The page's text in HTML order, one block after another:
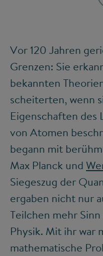
Vor 120 Jahren
Grenzen: Sie
bekannten
scheiterten, wenn
Eigenschaften des
von Atomen
begann mit
Max Planck und
Siegeszug der
ergaben nicht nur
Teilchen mehr Sinn
Physik. Mit ihr war
mathematische